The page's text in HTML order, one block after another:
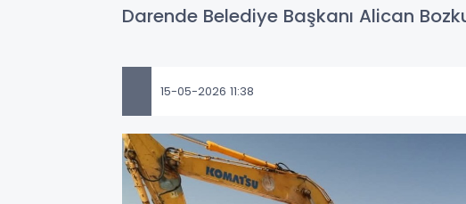
Darende Belediye Başkanı Alican
15-05-2026 11:38